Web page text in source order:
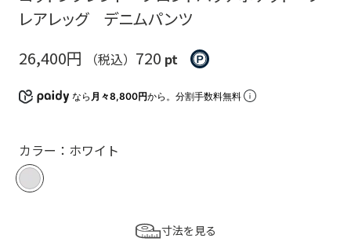
レアレッグ デニムパンツ
26,400円
（税込） 720 pt
なら 月々8,800円から。分割手数料無料
カラー：ホワイト
寸法を見る